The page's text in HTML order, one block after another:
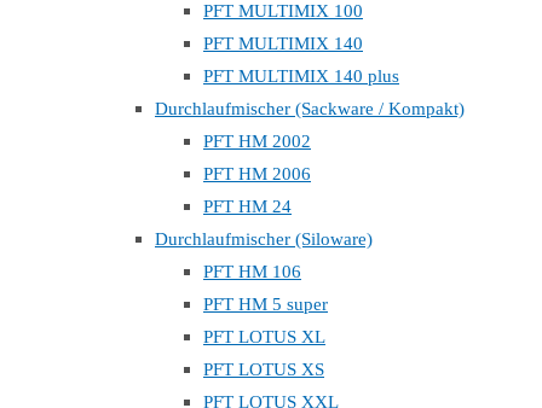
PFT MULTIMIX 100
PFT MULTIMIX 140
PFT MULTIMIX 140 plus
Durchlaufmischer (Sackware / Kompakt)
PFT HM 2002
PFT HM 2006
PFT HM 24
Durchlaufmischer (Siloware)
PFT HM 106
PFT HM 5 super
PFT LOTUS XL
PFT LOTUS XS
PFT LOTUS XXL